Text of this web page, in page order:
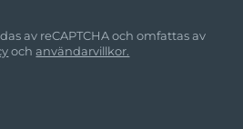
av reCAPTCHA och omfattas av
ochanvändarvillkor.